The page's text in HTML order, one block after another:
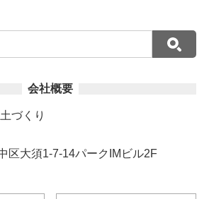
会社概要
づくり
区大須1-7-14パークIMビル2F